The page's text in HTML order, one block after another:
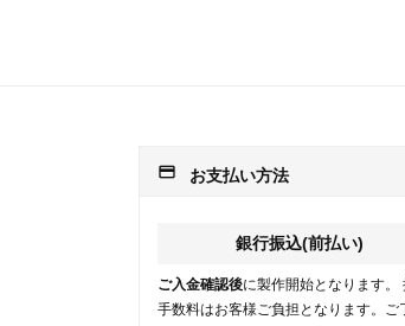
payment お支払い方法
銀行振込(前払い)
ご入金確認後に製作開始となります。
手数料はお客様ご負担となります。ご